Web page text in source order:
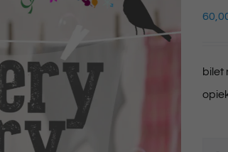
bilet